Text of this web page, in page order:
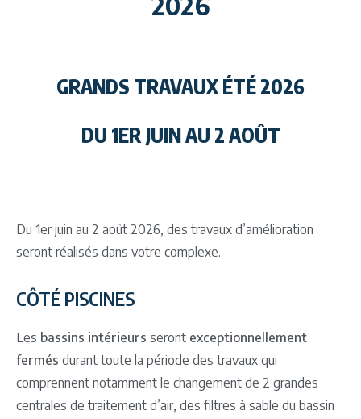
GRANDS TRAVAUX ÉTÉ 2026
DU 1ER JUIN AU 2 AOÛT
Du 1er juin au 2 août 2026, des travaux d’amélioration
seront réalisés dans votre complexe.
CÔTÉ PISCINES
Les bassins intérieurs seront exceptionnellement
fermés durant toute la période des travaux qui
comprennent notamment le changement de 2 grandes
centrales de traitement d’air, des filtres à sable du bassin